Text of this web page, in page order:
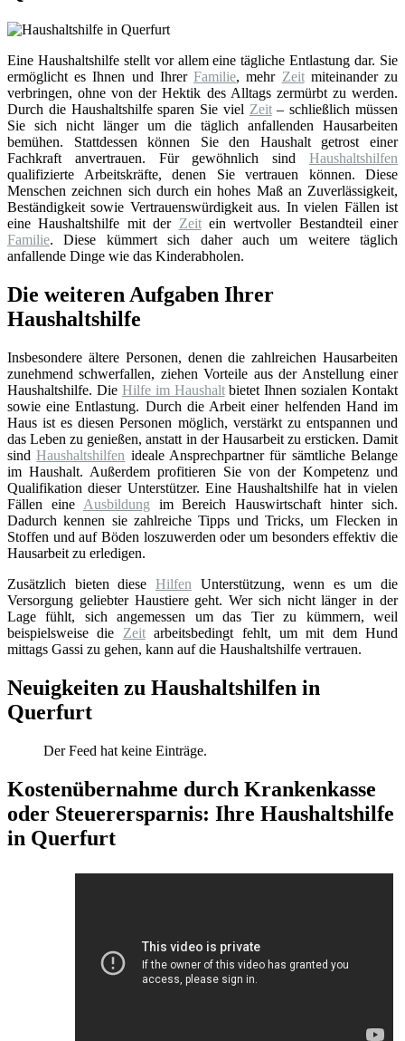
Eine Haushaltshilfe stellt vor allem eine tägliche Entlastung dar. Sie
ermöglicht es Ihnen und IhrerFamilie, mehr Zeitmiteinander zu
verbringen, ohne von der Hektik des Alltags zermürbt zu werden.
Durch die Haushaltshilfe sparen Sie viel Zeit– schließlich müssen
Sie sich nicht länger um die täglich anfallenden Hausarbeiten
bemühen. Stattdessen können Sie den Haushalt getrost einer
Fachkraft anvertrauen. Für gewöhnlich sind Haushaltshilfen
qualifizierte Arbeitskräfte, denen Sie vertrauen können. Diese
Menschen zeichnen sich durch ein hohes Maß an Zuverlässigkeit,
Beständigkeit sowie Vertrauenswürdigkeit aus. In vielen Fällen ist
eine Haushaltshilfe mit der Zeitein wertvoller Bestandteil einer
Familie. Diese kümmert sich daher auch um weitere täglich
anfallende Dinge wie das Kinderabholen.
Die weiteren Aufgaben Ihrer
Haushaltshilfe
Insbesondere ältere Personen, denen die zahlreichen Hausarbeiten
zunehmend schwerfallen, ziehen Vorteile aus der Anstellung einer
Haushaltshilfe. Die Hilfe im Haushaltbietet Ihnen sozialen Kontakt
sowie eine Entlastung. Durch die Arbeit einer helfenden Hand im
Haus ist es diesen Personen möglich, verstärkt zu entspannen und
das Leben zu genießen, anstatt in der Hausarbeit zu ersticken. Damit
sindHaushaltshilfen ideale Ansprechpartner für sämtliche Belange
im Haushalt. Außerdem profitieren Sie von der Kompetenz und
Qualifikation dieser Unterstützer. Eine Haushaltshilfe hat in vielen
Fällen eine Ausbildung im Bereich Hauswirtschaft hinter sich.
Dadurch kennen sie zahlreiche Tipps und Tricks, um Flecken in
Stoffen und auf Böden loszuwerden oder um besonders effektiv die
Hausarbeit zu erledigen.
Zusätzlich bieten diese Hilfen Unterstützung, wenn es um die
Versorgung geliebter Haustiere geht. Wer sich nicht länger in der
Lage fühlt, sich angemessen um das Tier zu kümmern, weil
beispielsweise die Zeitarbeitsbedingt fehlt, um mit dem Hund
mittags Gassi zu gehen, kann auf die Haushaltshilfe vertrauen.
Neuigkeiten zu Haushaltshilfen in
Querfurt
Der Feed hat keine Einträge.
Kostenübernahme durch Krankenkasse
oder Steuerersparnis: Ihre Haushaltshilfe
in Querfurt